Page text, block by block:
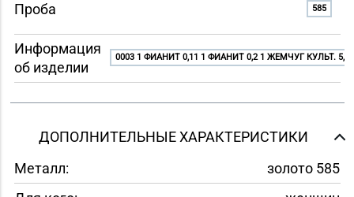
Проба 585
Информация
об изделии
0003 1 ФИАНИТ 0,11 1 ФИАНИТ 0,2 1 ЖЕМЧУГ КУЛЬТ. 5,4
ДОПОЛНИТЕЛЬНЫЕ ХАРАКТЕРИСТИКИ
Металл:
золото 585